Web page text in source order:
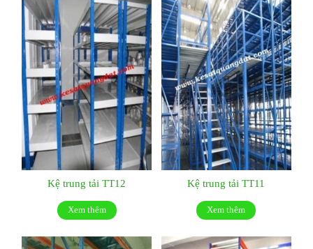
Kệ trung tải TT12
Xem thêm
Kệ trung tải TT11
Xem thêm